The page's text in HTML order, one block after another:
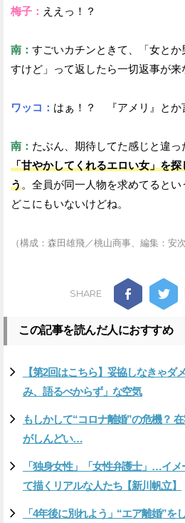
梅子： ええっ！？
南： すごいカチンときて、「女とか
すけど」って返したら一切返事が来
ワッコ： はぁ！？ 『アメリ』とか
南： たぶん、期待してた感じと違っ
「甘やかしてくれるエロい女」を
う。全員が同一人物を求めてると
どこにもいないけどね。
（構成：森田雄飛／桃山商事、編集：安
SHARE
この記事を読んだ人におすすめ
【第2回はこちら】妥協しなきゃ
み、語るべからず」な空気
もしかして“コロナ離婚”の危機？
がしんどい…
「独身女性」「女性弁護士」…イ
て描くリアルな人たち【新川帆立】
「4年後に別れよう」“エア離婚”を